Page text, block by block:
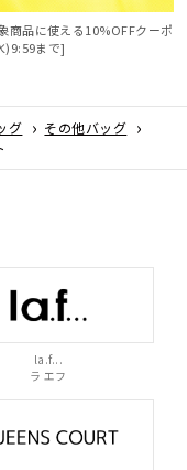
品に使える10%OFFクーポ
)9:59まで]
グ
その他バッグ
la.f...
ラ エフ